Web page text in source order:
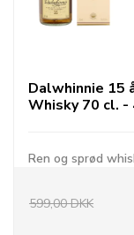
Dalwhinnie 15
Whisky 70 cl. -
Ren og sprød
599,00 DKK